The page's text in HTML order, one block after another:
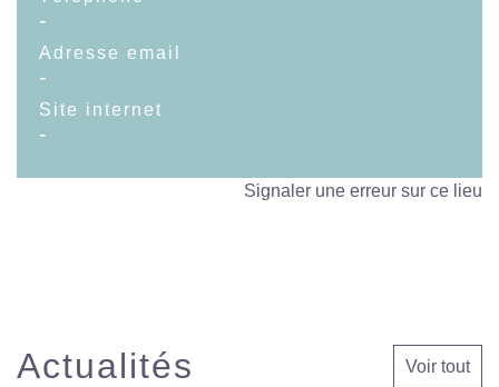
-
Adresse email
-
Site internet
-
Signaler une erreur sur ce lieu
Actualités Voir tout